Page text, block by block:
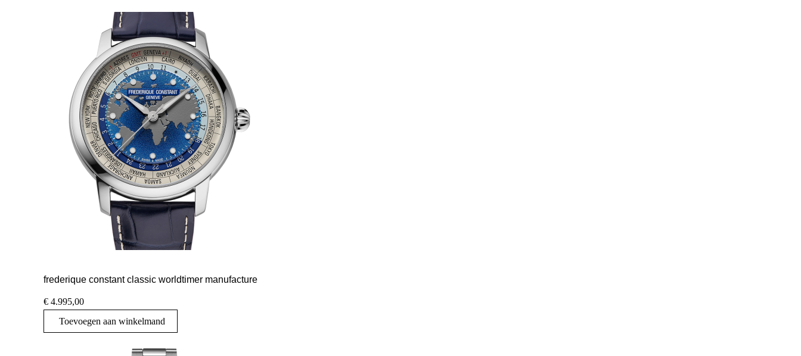
frederique constant classic worldtimer manufacture
€ 4.995,00
Toevoegen aan winkelmand